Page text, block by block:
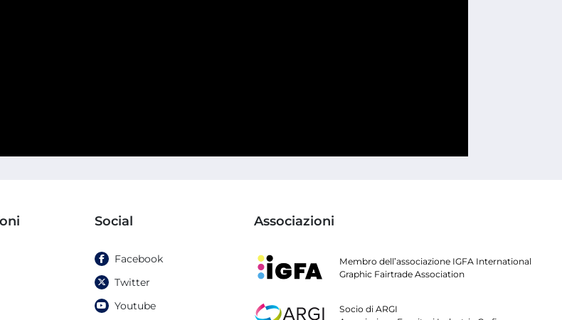
Social
Facebook
Twitter
Youtube
Associazioni
Membro dell’associazione IGFA International
Graphic Fairtrade Association
Socio di ARGI